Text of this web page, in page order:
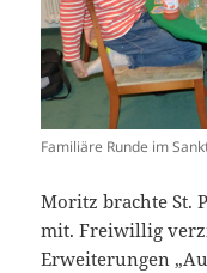
Familiäre Runde im
Moritz brachte St.
mit. Freiwillig
Erweiterungen